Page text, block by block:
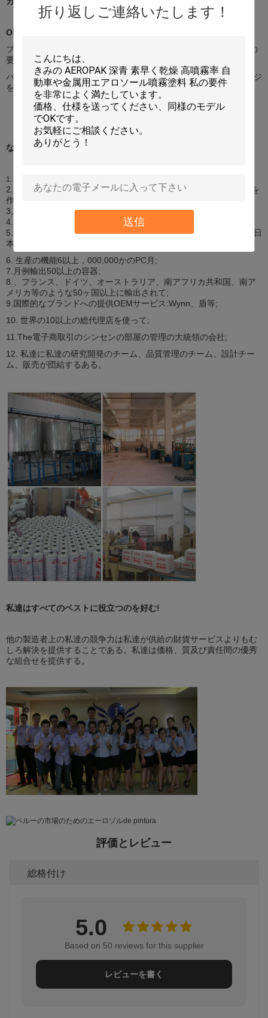
折り返しご連絡いたします！
送信
OEMおよびODM
プロダクト:私達は私達のTechnicistsのcomfirmationの後であなたの
要求されたプロダクトを作り出してもいい。
パッケージ: 私達はあなたの要求されたサイズに基づいてパッケージ
を設計してもいい。
なぜ私達を選びなさいか
1.
2. 2つの主要な工場、エーロゾルを作るチョンシャンの1を密封剤を
作るフォーシャンの1所有する;
3。4つの（4）主要なブランド:I-LIKEの大尉、IMAXのJOIN王;
4. ISO9001、TUV、ASTM、範囲、等の証明書;
5. 5つ以上のB2Bのウェブサイトの金のメンバー:Alibaba、Alibaba日
本、Alibaba中国、中国製、等;
6. 生産の機能6以上，000,000かのPC月;
7.月例輸出50以上の容器;
8.、フランス、ドイツ、オーストラリア、南アフリカ共和国、南ア
メリカ等のような50ヶ国以上に輸出されて;
9.国際的なブランドへの提供OEMサービス:Wynn、盾等;
10. 世界の10以上の総代理店を使って;
11.The電子商取引のシンセンの部屋の管理の大統領の会社;
12. 私達に私達の研究開発のチーム、品質管理のチーム、設計チー
ム、販売が団結するある。
私達はすべてのベストに役立つのを好む!
他の製造者上の私達の競争力は私達が供給の財貨サービスよりもむ
しろ解決を提供することである。私達は価格、質及び責任間の優秀
な組合せを提供する。
評価とレビュー
総格付け
5.0
Based on 50 reviews for this supplier
レビューを書く